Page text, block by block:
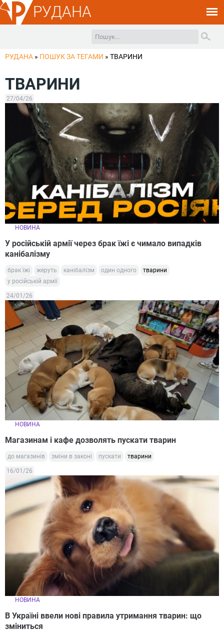
РУДАНА
РУДАНА » ПОШУК ЗА ТЕГАМИ » ТВАРИНИ
ТВАРИНИ
27/04/26
НОВИНА
У російській армії через брак їжі є чимало випадків
канібалізму
брак їжі жеруть канібалізм один одного
тварини
у російській армії
24/01/26
НОВИНА
Магазинам і кафе дозволять пускати тварин
до магазинів зміни в законі пускати тварини
16/01/26
НОВИНА
В Україні ввели нові правила утримання тварин: що
зміниться